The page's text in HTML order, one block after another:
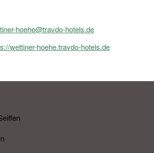
hoehe@travdo-hotels.de
wettiner-hoehe.travdo-hotels.de